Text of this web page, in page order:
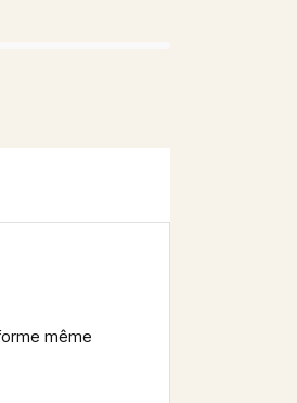
même